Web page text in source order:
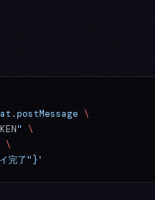
\
"
\
\
完了"}'